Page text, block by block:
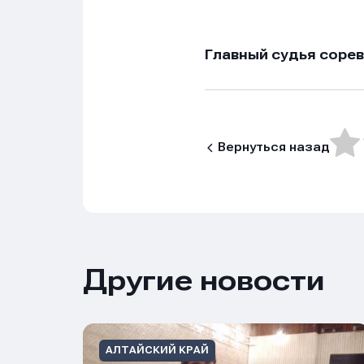
Главный судья
Вернуться назад
Другие новости
АЛТАЙСКИЙ КРАЙ